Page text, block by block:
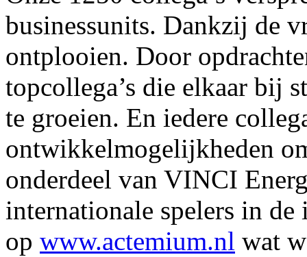
businessunits. Dankzij de
ontplooien. Door
topcollega’s die elkaar bij
te groeien. En iedere
ontwikkelmogelijkheden
onderdeel van VINCI
internationale spelers in
op www.actemium.nl wat